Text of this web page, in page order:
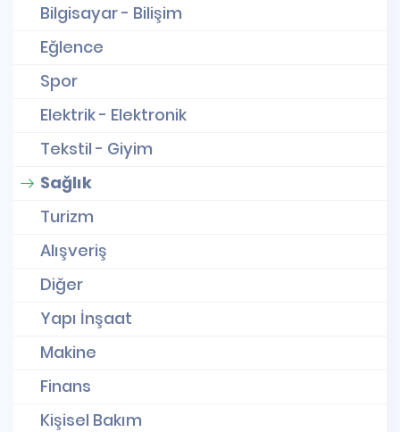
Bilgisayar - Bilişim
Eğlence
Spor
Elektrik - Elektronik
Tekstil - Giyim
Sağlık
Turizm
Alışveriş
Diğer
Yapı İnşaat
Makine
Finans
Kişisel Bakım